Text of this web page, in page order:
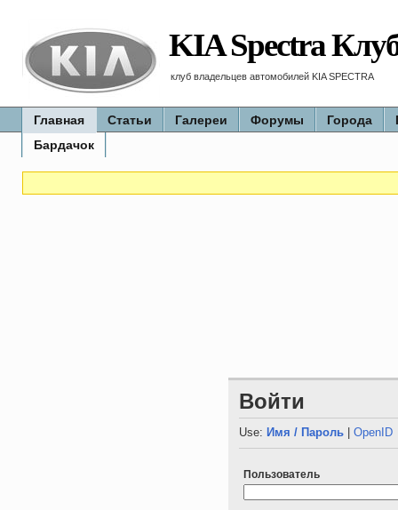
KIA Spectra
клуб владельцев автомобилей KIA SPECTRA
Главная Статьи Галереи Форумы Города
Бардачок
Войти
Use: Имя / Пароль |OpenID
Пользователь